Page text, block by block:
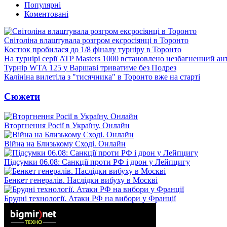
Популярні
Коментовані
Світоліна влаштувала розгром ексросіянці в Торонто
Костюк пробилася до 1/8 фіналу турніру в Торонто
На турнірі серії ATP Masters 1000 встановлено незбагненний
Турнір WTA 125 у Варшаві триватиме без Подрез
Калініна вилетіла з "тисячника" в Торонто вже на старті
Сюжети
Вторгнення Росії в Україну. Онлайн
Війна на Близькому Сході. Онлайн
Підсумки 06.08: Санкції проти РФ і дрон у Лейпцигу
Бенкет генералів. Наслідки вибуху в Москві
Брудні технології. Атаки РФ на вибори у Франції